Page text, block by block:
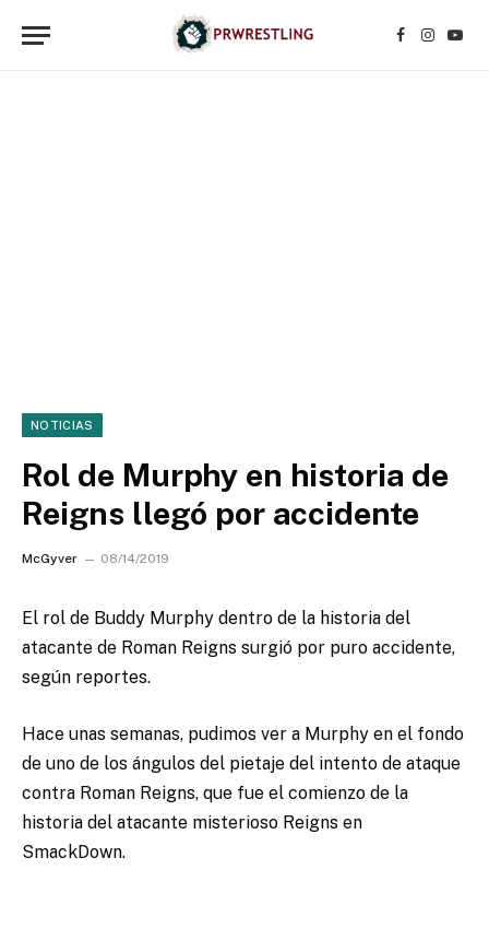
Facebook
NOTICIAS
Rol de Murphy en historia de
Reigns llegó por accidente
McGyver 08/14/2019
El rol de Buddy Murphy dentro de la historia del
atacante de Roman Reigns surgió por puro accidente,
según reportes.
Hace unas semanas, pudimos ver a Murphy en el fondo
de uno de los ángulos del pietaje del intento de ataque
contra Roman Reigns, que fue el comienzo de la
historia del atacante misterioso Reigns en
SmackDown.